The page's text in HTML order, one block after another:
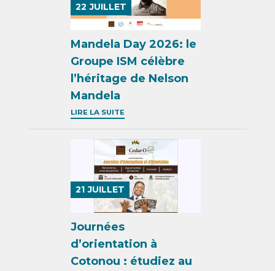
22 JUILLET
Mandela Day 2026: le
Groupe ISM célèbre
l’héritage de Nelson
Mandela
LIRE LA SUITE
21 JUILLET
Journées
d’orientation à
Cotonou : étudiez au